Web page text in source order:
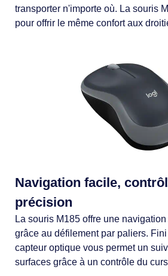
transporter n'importe où. La souris
pour offrir le même confort aux
Navigation facile,
précision
La souris M185 offre une
grâce au défilement par paliers.
capteur optique vous permet un
surfaces grâce à un contrôle du